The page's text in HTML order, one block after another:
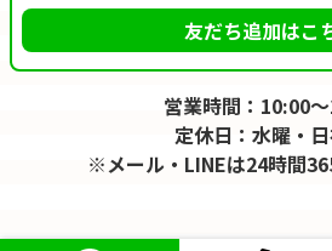
友だち追加はこ
営業時間：10:00
定休日：水曜・
※メール・LINEは24時間